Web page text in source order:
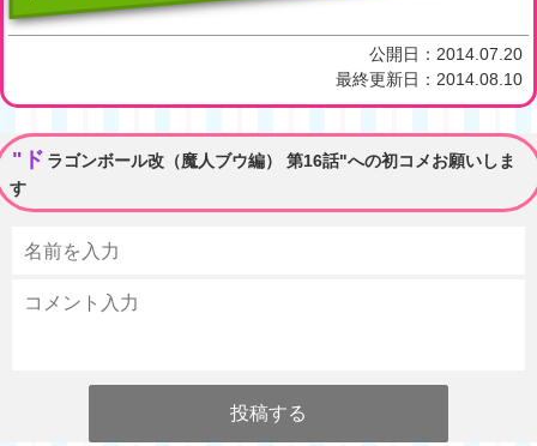
公開日： 2014.07.20
最終更新日： 2014.08.10
"ド ラゴンボール改（魔人ブウ編） 第16話"への初コメお願いしま
す